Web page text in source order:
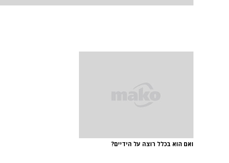
ואם הוא בכלל רוצה על הידיים?